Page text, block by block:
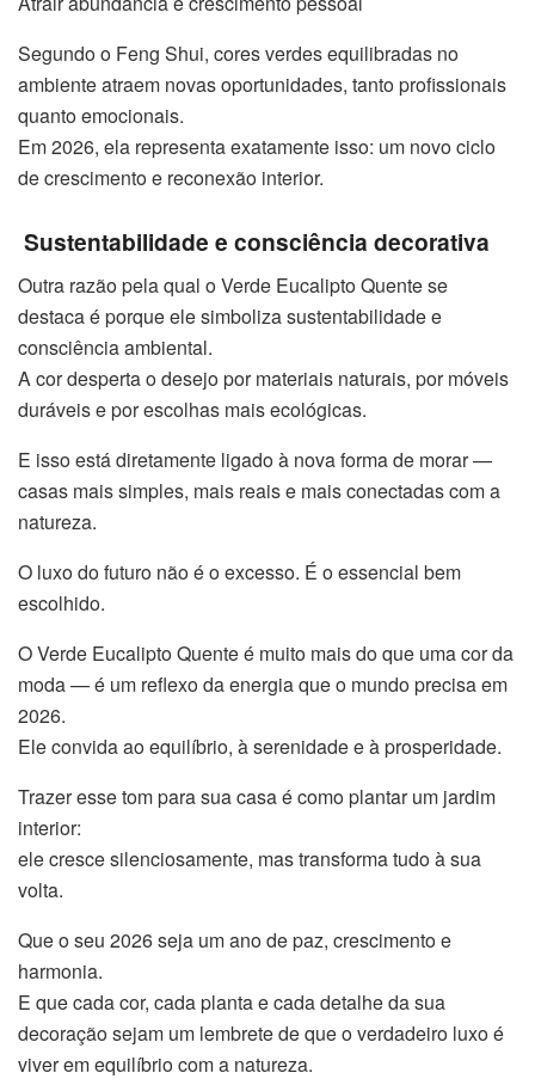
Segundo o Feng Shui, cores verdes equilibradas no
ambiente atraem novas oportunidades, tanto profissionais
quanto emocionais.
Em 2026, ela representa exatamente isso: um novo ciclo
de crescimento e reconexão interior.
Sustentabilidade e consciência decorativa
Outra razão pela qual o Verde Eucalipto Quente se
destaca é porque ele simboliza sustentabilidade e
consciência ambiental.
A cor desperta o desejo por materiais naturais, por móveis
duráveis e por escolhas mais ecológicas.
E isso está diretamente ligado à nova forma de morar —
casas mais simples, mais reais e mais conectadas com a
natureza.
O luxo do futuro não é o excesso. É o essencial bem
escolhido.
O Verde Eucalipto Quente é muito mais do que uma cor da
moda — é um reflexo da energia que o mundo precisa em
2026.
Ele convida ao equilíbrio, à serenidade e à prosperidade.
Trazer esse tom para sua casa é como plantar um jardim
interior:
ele cresce silenciosamente, mas transforma tudo à sua
volta.
Que o seu 2026 seja um ano de paz, crescimento e
harmonia.
E que cada cor, cada planta e cada detalhe da sua
decoração sejam um lembrete de que o verdadeiro luxo é
viver em equilíbrio com a natureza.